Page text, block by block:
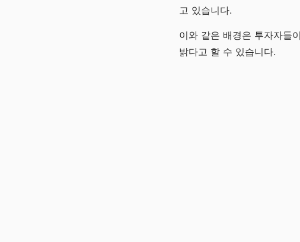
고 있습니다.
이와 같은 배경은 투자자들
밝다고 할 수 있습니다.